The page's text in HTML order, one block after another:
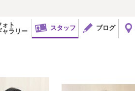
ォト
ャラリー
スタッフ ブログ